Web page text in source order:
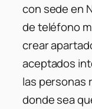
con sede en
de teléfono
crear
aceptados
las personas
donde sea